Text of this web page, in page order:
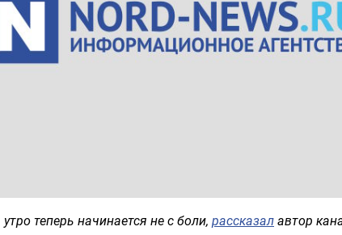
теперь начинается не с боли, рассказалавтор